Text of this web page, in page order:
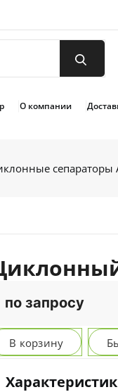
О компании
сепараторы
по запросу
В корзину